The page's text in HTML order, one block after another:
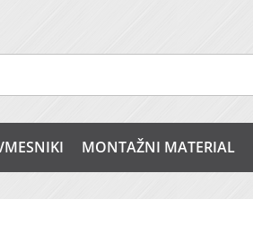
MONTAŽNI MATERIAL